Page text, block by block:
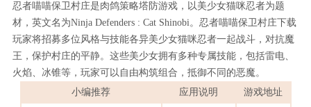
忍者喵喵保卫村庄是肉鸽策略塔防游戏，以美少女猫咪忍者为题
材，英文名为Ninja Defenders : Cat Shinobi。忍者喵喵保卫村庄下载
玩家将招募多位风格与技能各异美少女猫咪忍者一起战斗，对抗魔
王，保护村庄的平静。这些美少女拥有多种专属技能，包括雷电、
火焰、冰锥等，玩家可以自由构筑组合，抵御不同的恶魔。
小编推荐
应用说明
游戏地址